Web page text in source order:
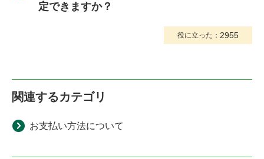
定できますか？
役に立った： 2955
関連するカテゴリ
お支払い方法について